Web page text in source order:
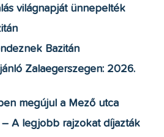
világnapját ünnepelték
Bazitán
Zalaegerszegen: 2026.
megújul a Mező utca
A legjobb rajzokat díjazták